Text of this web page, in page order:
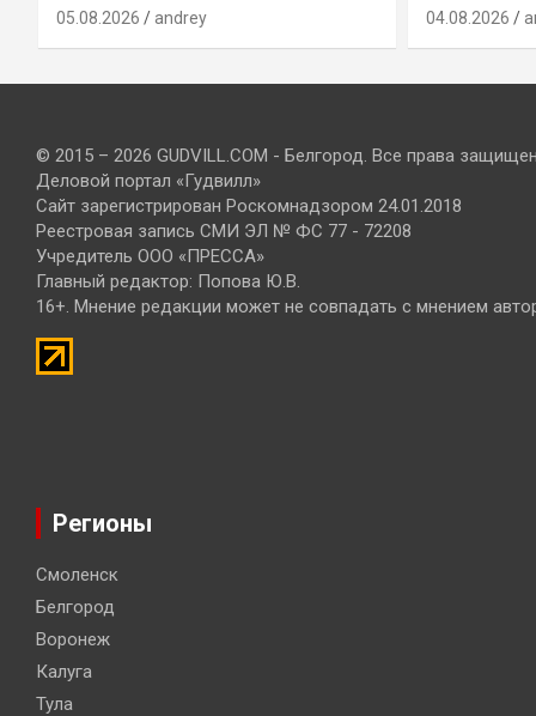
05.08.2026 andrey 04.08.2026
© 2015 – 2026 GUDVILL.COM - Белгород. Все права
Деловой портал «Гудвилл»
Сайт зарегистрирован Роскомнадзором 24.01.2018
Реестровая запись СМИ ЭЛ № ФС 77 - 72208
Учредитель ООО «ПРЕССА»
Главный редактор: Попова Ю.В.
16+. Мнение редакции может не совпадать с мнением
Регионы
Смоленск
Белгород
Воронеж
Калуга
Тула